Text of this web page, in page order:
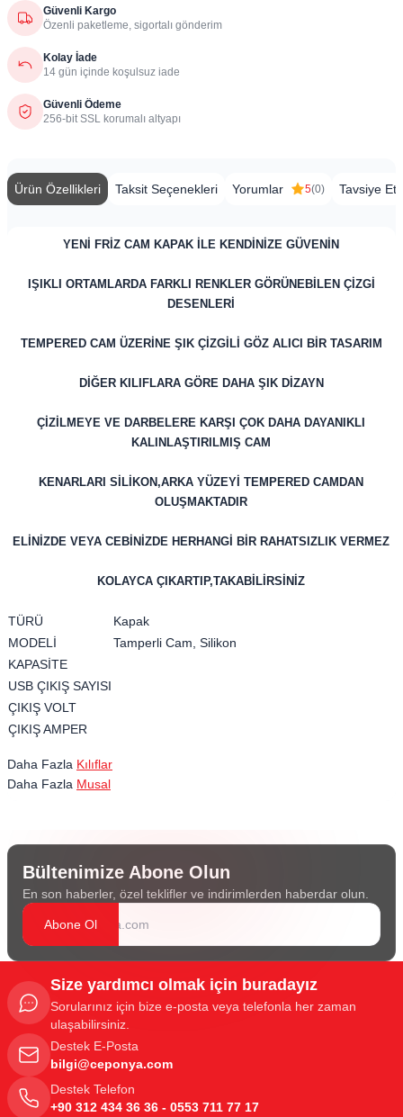
Güvenli Kargo
Özenli paketleme, sigortalı gönderim
Kolay İade
14 gün içinde koşulsuz iade
Güvenli Ödeme
256-bit SSL korumalı altyapı
Ürün Özellikleri Taksit Seçenekleri Yorumlar 5(0) Tavsiye Et
YENİ FRİZ CAM KAPAK İLE KENDİNİZE GÜVENİN
IŞIKLI ORTAMLARDA FARKLI RENKLER GÖRÜNEBİLEN ÇİZGİ
DESENLERİ
TEMPERED CAM ÜZERİNE ŞIK ÇİZGİLİ GÖZ ALICI BİR TASARIM
DİĞER KILIFLARA GÖRE DAHA ŞIK DİZAYN
ÇİZİLMEYE VE DARBELERE KARŞI ÇOK DAHA DAYANIKLI
KALINLAŞTIRILMIŞ CAM
KENARLARI SİLİKON,ARKA YÜZEYİ TEMPERED CAMDAN
OLUŞMAKTADIR
ELİNİZDE VEYA CEBİNİZDE HERHANGİ BİR RAHATSIZLIK VERMEZ
KOLAYCA ÇIKARTIP,TAKABİLİRSİNİZ
TÜRÜ
Kapak
MODELİ
Tamperli Cam, Silikon
KAPASİTE
USB ÇIKIŞ SAYISI
ÇIKIŞ VOLT
ÇIKIŞ AMPER
Daha Fazla Kılıflar
Daha Fazla Musal
Bültenimize Abone Olun
En son haberler, özel teklifler ve indirimlerden haberdar olun.
Abone Ol
Size yardımcı olmak için buradayız
Sorularınız için bize e-posta veya telefonla her zaman
ulaşabilirsiniz.
Destek E-Posta
bilgi@ceponya.com
Destek Telefon
+90 312 434 36 36 - 0553 711 77 17